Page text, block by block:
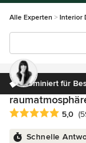
Alle Experten Interior
Nominiert für
Durchschnittliche
5,0
Schnelle